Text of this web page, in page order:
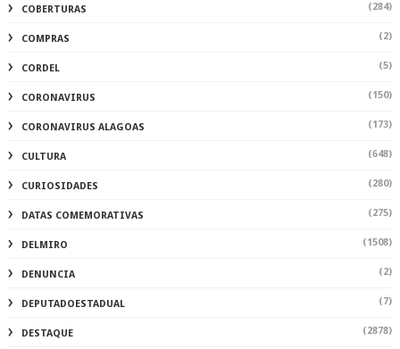
COBERTURAS (284)
COMPRAS (2)
CORDEL (5)
CORONAVIRUS (150)
CORONAVIRUS ALAGOAS (173)
CULTURA (648)
CURIOSIDADES (280)
DATAS COMEMORATIVAS (275)
DELMIRO (1508)
DENUNCIA (2)
DEPUTADOESTADUAL (7)
DESTAQUE (2878)